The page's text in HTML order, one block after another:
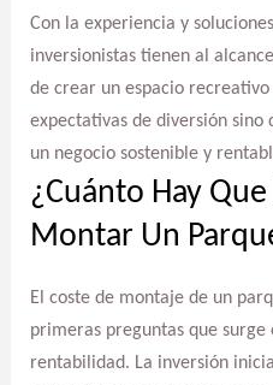
Con la experiencia y
inversionistas tienen al
de crear un espacio
expectativas de diversión sino
un negocio sostenible y
¿Cuánto Hay
Montar Un
El coste de montaje de un
primeras preguntas que
rentabilidad. La inversión